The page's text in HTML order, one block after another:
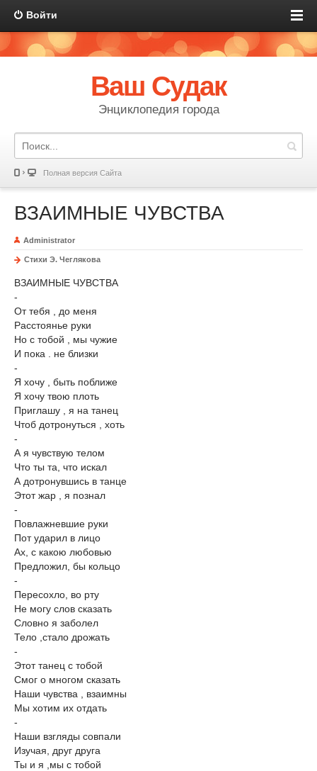
Войти
Ваш Судак
Энциклопедия города
Полная версия Сайта
ВЗАИМНЫЕ ЧУВСТВА
Administrator
Стихи Э. Чеглякова
ВЗАИМНЫЕ ЧУВСТВА
-
От тебя , до меня
Расстоянье руки
Но с тобой , мы чужие
И пока . не близки
-
Я хочу , быть поближе
Я хочу твою плоть
Приглашу , я на танец
Чтоб дотронуться , хоть
-
А я чувствую телом
Что ты та, что искал
А дотронувшись в танце
Этот жар , я познал
-
Повлажневшие руки
Пот ударил в лицо
Ах, с какою любовью
Предложил, бы кольцо
-
Пересохло, во рту
Не могу слов сказать
Словно я заболел
Тело ,стало дрожать
-
Этот танец с тобой
Смог о многом сказать
Наши чувства , взаимны
Мы хотим их отдать
-
Наши взгляды совпали
Изучая, друг друга
Ты и я ,мы с тобой